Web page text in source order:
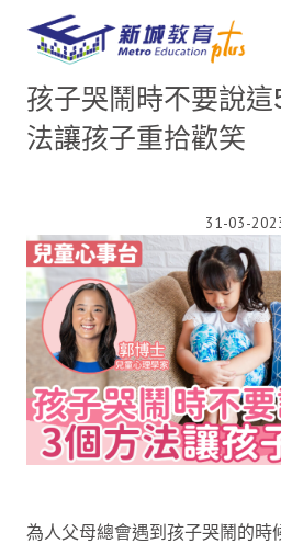
孩子哭鬧時不要說
法讓孩子重拾歡笑
31-03-
為人父母總會遇到孩子哭鬧的時